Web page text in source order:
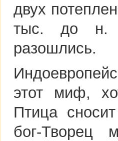
двух
тыс. до н.
разошлись.
этот миф,
Птица
бог-Творец